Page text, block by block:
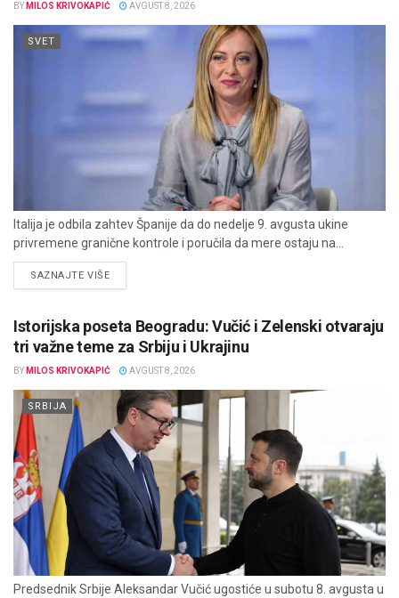
BY MILOS KRIVOKAPIĆ AVGUST 8, 2026
SVET
Italija je odbila zahtev Španije da do nedelje 9. avgusta ukine
privremene granične kontrole i poručila da mere ostaju na...
SAZNAJTE VIŠEDETAILS
Istorijska poseta Beogradu: Vučić i Zelenski otvaraju
tri važne teme za Srbiju i Ukrajinu
BY MILOS KRIVOKAPIĆ AVGUST 8, 2026
SRBIJA
Predsednik Srbije Aleksandar Vučić ugostiće u subotu 8. avgusta u